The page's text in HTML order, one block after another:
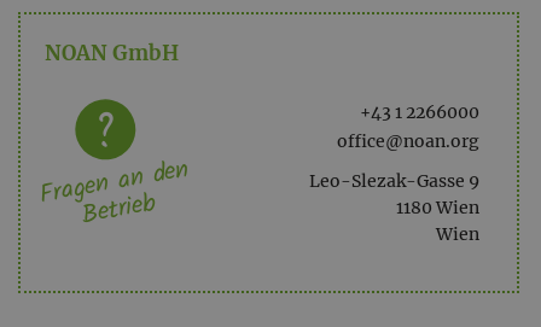
NOAN GmbH
+43 1 2266000
office@noan.org
Leo-Slezak-Gasse 9
1180 Wien
Wien
Fragen an den
Betrieb